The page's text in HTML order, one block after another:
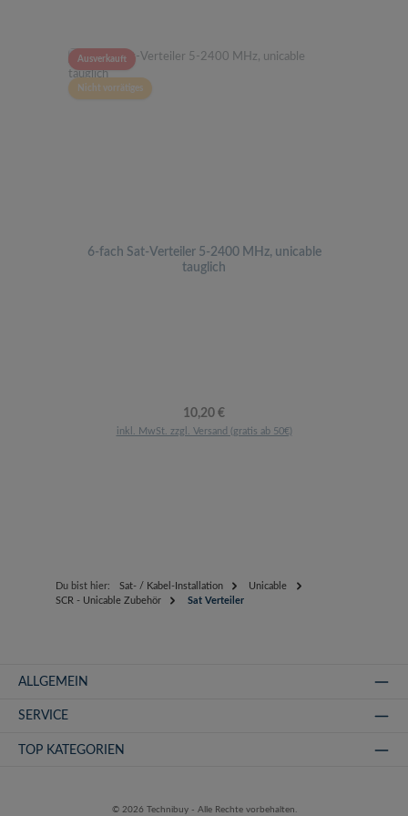
Ausverkauft
Nicht vorrätiges
6-fach Sat-Verteiler 5-2400 MHz, unicable
tauglich
Regulärer Preis:
10,20 €
inkl. MwSt. zzgl. Versand (gratis ab 50€)
Du bist hier: Sat- / Kabel-Installation
Unicable
SCR - Unicable Zubehör
Sat Verteiler
ALLGEMEIN
SERVICE
TOP KATEGORIEN
© 2026 Technibuy - Alle Rechte vorbehalten.